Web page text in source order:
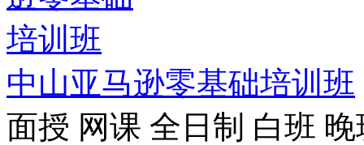
中山亚马逊零基础培训班
面授 网课 全日制 白班 晚